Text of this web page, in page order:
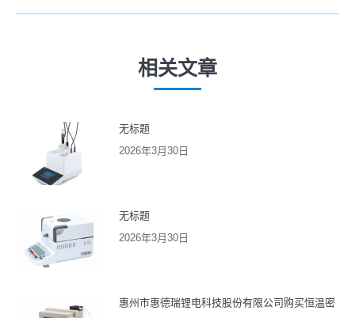
文
来
文
章：
相关文章
无标题
2026年3月30日
无标题
2026年3月30日
惠州市惠德瑞锂电科技股份有限公司购买恒温密